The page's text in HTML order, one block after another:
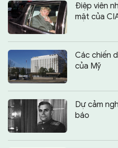
Điệp viên
mật của
Các chiến
của Mỹ
Dự cảm
báo